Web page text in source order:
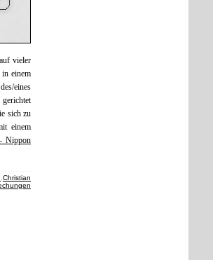
vieler
in einem
eines
sich zu
einem
Nippon
Christian